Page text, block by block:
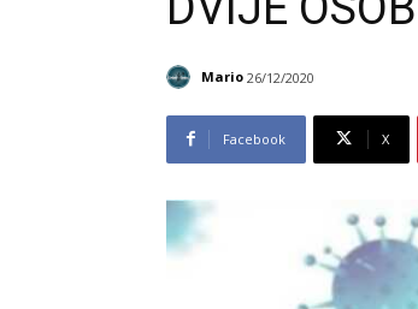
Mario 26/12/2020
Facebook X